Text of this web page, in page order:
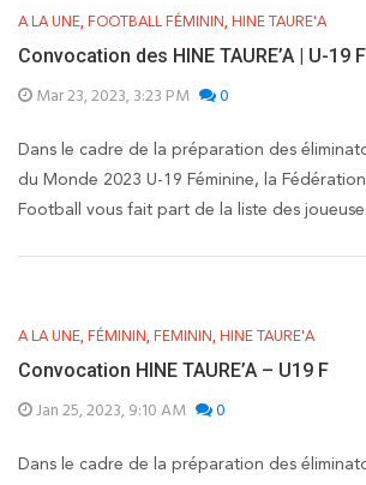
A LA UNE, FOOTBALL FÉMININ, HINE TAURE'A
Convocation des HINE TAURE’A | U-19 F
Mar 23, 2023, 3:23 PM 0
Dans le cadre de la préparation des
du Monde 2023 U-19 Féminine, la
Football vous fait part de la liste des
A LA UNE, FÉMININ, FEMININ, HINE TAURE'A
Convocation HINE TAURE’A – U19 F
Jan 25, 2023, 9:10 AM 0
Dans le cadre de la préparation des